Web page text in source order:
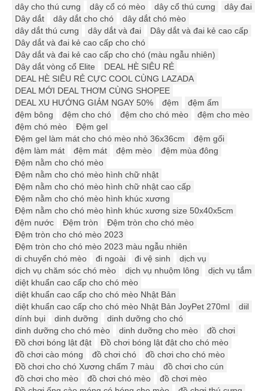
dây cho thú cưng
dây cổ có mèo dây cổ thú cưng
dây đai
Dây dắt
dây dắt cho chó
dây dắt chó mèo
dây dắt thú cưng
dây dắt và đai
Dây dắt và đai kẻ cao cấp
Dây dắt và đai kẻ cao cấp cho chó
Dây dắt và đai kẻ cao cấp cho chó (màu ngẫu nhiên)
Dây dắt vòng cổ Elite
DEAL HÈ SIÊU RẺ
DEAL HÈ SIÊU RẺ CỰC COOL CÙNG LAZADA
DEAL MỚI DEAL THƠM CÙNG SHOPEE
DEAL XU HƯỚNG GIẢM NGAY 50%
đệm
đệm ấm
đệm bông
đệm cho chó đệm cho chó mèo
đệm cho mèo
đệm chó mèo
Đệm gel
Đệm gel làm mát cho chó mèo nhỏ 36x36cm
đệm gối
đệm làm mát
đệm mát đệm mèo
đệm mùa đông
Đệm nằm cho chó mèo
Đệm nằm cho chó mèo hình chữ nhật
Đệm nằm cho chó mèo hình chữ nhật cao cấp
Đệm nằm cho chó mèo hình khúc xương
Đệm nằm cho chó mèo hình khúc xương size 50x40x5cm
đệm nước
Đệm tròn
Đệm tròn cho chó mèo
Đệm tròn cho chó mèo 2023
Đệm tròn cho chó mèo 2023 màu ngẫu nhiên
di chuyển chó mèo
đi ngoài đi vệ sinh
dịch vụ
dịch vụ chăm sóc chó mèo
dịch vụ nhuộm lông
dịch vụ tắm
diệt khuẩn cao cấp cho chó mèo
diệt khuẩn cao cấp cho chó mèo Nhật Bản
diệt khuẩn cao cấp cho chó mèo Nhật Bản JoyPet 270ml
diil
dính bụi
dinh dưỡng
dinh dưỡng cho chó
dinh dưỡng cho chó mèo
dinh dưỡng cho mèo
đồ chơi
Đồ chơi bóng lật đật
Đồ chơi bóng lật đật cho chó mèo
đồ chơi cào móng
đồ chơi chó
đồ chơi cho chó mèo
Đồ chơi cho chó Xương chấm 7 màu
đồ chơi cho cún
đồ chơi cho mèo
đồ chơi chó mèo
đồ chơi mèo